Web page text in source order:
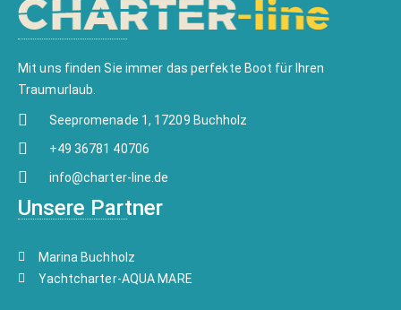
Mit uns finden Sie immer das perfekte Boot für Ihren
Traumurlaub.
Seepromenade 1, 17209 Buchholz
+49 36781 40706
info@charter-line.de
Unsere Partner
Marina Buchholz
Yachtcharter-AQUA MARE